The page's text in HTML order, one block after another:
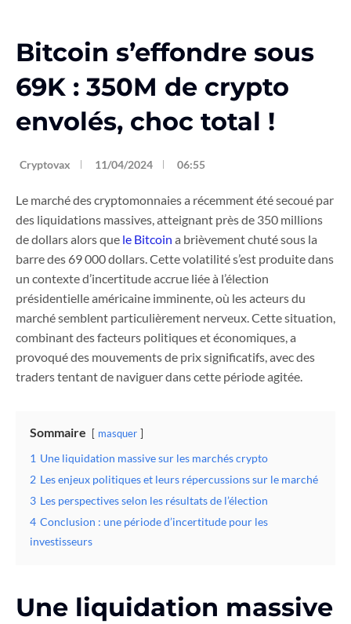
Bitcoin s’effondre sous
69K : 350M de crypto
envolés, choc total !
Cryptovax 11/04/2024 06:55
Le marché des cryptomonnaies a récemment été secoué par
des liquidations massives, atteignant près de 350 millions
de dollars alors que le Bitcoin a brièvement chuté sous la
barre des 69 000 dollars. Cette volatilité s’est produite dans
un contexte d’incertitude accrue liée à l’élection
présidentielle américaine imminente, où les acteurs du
marché semblent particulièrement nerveux. Cette situation,
combinant des facteurs politiques et économiques, a
provoqué des mouvements de prix significatifs, avec des
traders tentant de naviguer dans cette période agitée.
Sommaire masquer
1 Une liquidation massive sur les marchés crypto
2 Les enjeux politiques et leurs répercussions sur le marché
3 Les perspectives selon les résultats de l’élection
4 Conclusion : une période d’incertitude pour les
investisseurs
Une liquidation massive